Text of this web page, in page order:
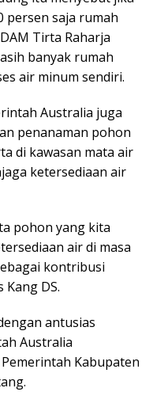
persen saja rumah
Tirta Raharja
banyak rumah
air minum sendiri.
Australia juga
penanaman pohon
di kawasan mata air
ketersediaan air
pohon yang kita
air di masa
kontribusi
DS.
antusias
Australia
Kabupaten